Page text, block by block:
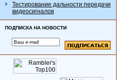
Тестирование дальности передачи
видеосигналов
ПОДПИСКА НА НОВОСТИ